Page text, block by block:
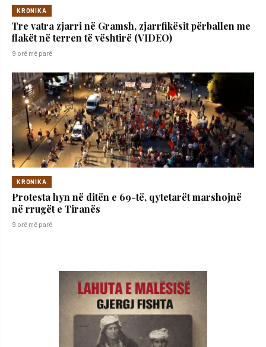
KRONIKA
Tre vatra zjarri në Gramsh, zjarrfikësit përballen me
flakët në terren të vështirë (VIDEO)
9 orë më parë
KRONIKA
Protesta hyn në ditën e 69-të, qytetarët marshojnë
në rrugët e Tiranës
9 orë më parë